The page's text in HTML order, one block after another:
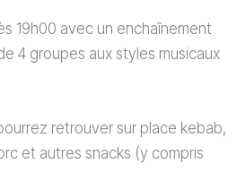
19h00 avec un enchaînement
4 groupes aux styles musicaux
retrouver sur place kebab,
et autres snacks (y compris